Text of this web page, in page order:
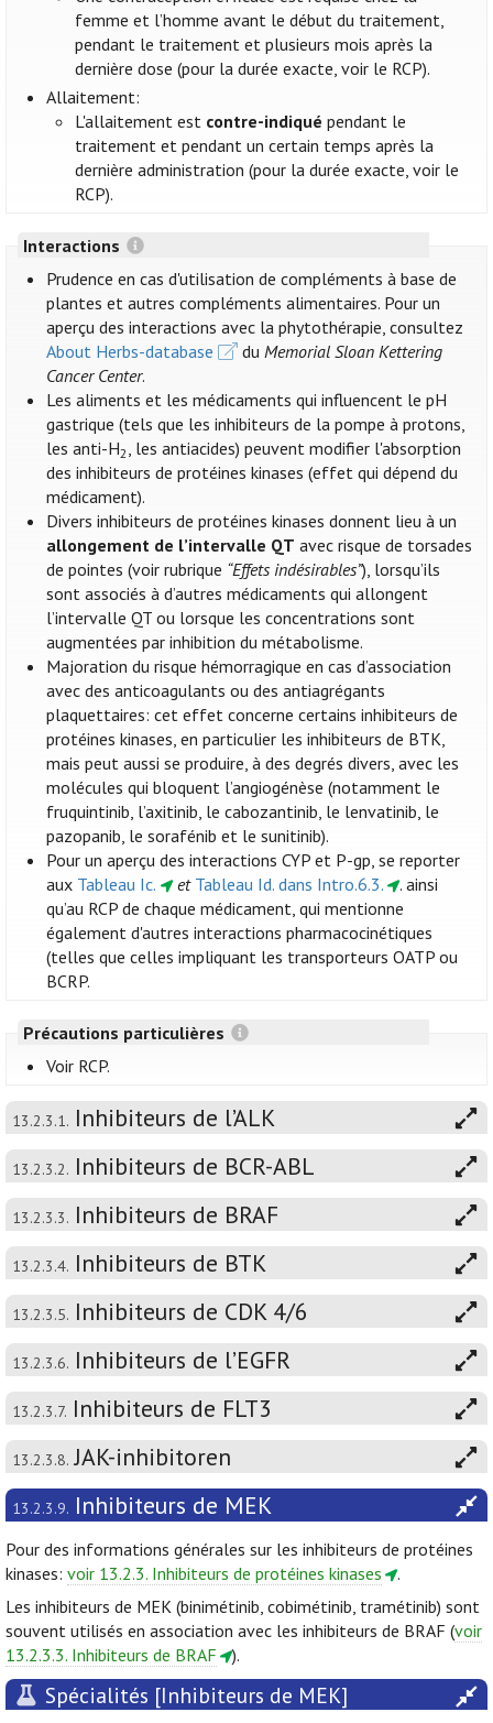
femme et l’homme avant le début du traitement,
pendant le traitement et plusieurs mois après la
dernière dose (pour la durée exacte, voir le RCP).
Allaitement:
L'allaitement est contre-indiqué pendant le
traitement et pendant un certain temps après la
dernière administration (pour la durée exacte, voir le
RCP).
Interactions
Prudence en cas d'utilisation de compléments à base de
plantes et autres compléments alimentaires. Pour un
aperçu des interactions avec la phytothérapie, consultez
About Herbs-database
duMemorial Sloan Kettering
Cancer Center.
Les aliments et les médicaments qui influencent le pH
gastrique (tels que les inhibiteurs de la pompe à protons,
les anti-H2, les antiacides) peuvent modifier l'absorption
des inhibiteurs de protéines kinases (effet qui dépend du
médicament).
Divers inhibiteurs de protéines kinases donnent lieu à un
allongement de l’intervalle QT avec risque de torsades
de pointes (voir rubrique “Effets indésirables”), lorsqu’ils
sont associés à d’autres médicaments qui allongent
l’intervalle QT ou lorsque les concentrations sont
augmentées par inhibition du métabolisme.
Majoration du risque hémorragique en cas d’association
avec des anticoagulants ou des antiagrégants
plaquettaires: cet effet concerne certains inhibiteurs de
protéines kinases, en particulier les inhibiteurs de BTK,
mais peut aussi se produire, à des degrés divers, avec les
molécules qui bloquent l’angiogénèse (notamment le
fruquintinib, l’axitinib, le cabozantinib, le lenvatinib, le
pazopanib, le sorafénib et le sunitinib).
Pour un aperçu des interactions CYP et P-gp, se reporter
aux Tableau Ic. et Tableau Id. dans Intro.6.3.
. ainsi
qu’au RCP de chaque médicament, qui mentionne
également d'autres interactions pharmacocinétiques
(telles que celles impliquant les transporteurs OATP ou
BCRP.
Précautions particulières
Voir RCP.
13.2.3.1. Inhibiteurs de l’ALK
13.2.3.2. Inhibiteurs de BCR-ABL
13.2.3.3. Inhibiteurs de BRAF
13.2.3.4. Inhibiteurs de BTK
13.2.3.5. Inhibiteurs de CDK 4/6
13.2.3.6. Inhibiteurs de l’EGFR
13.2.3.7. Inhibiteurs de FLT3
13.2.3.8. JAK-inhibitoren
13.2.3.9. Inhibiteurs de MEK
Pour des informations générales sur les inhibiteurs de protéines
kinases: voir 13.2.3. Inhibiteurs de protéines kinases
.
Les inhibiteurs de MEK (binimétinib, cobimétinib, tramétinib) sont
souvent utilisés en association avec les inhibiteurs de BRAF (voir
13.2.3.3. Inhibiteurs de BRAF
).
Spécialités [Inhibiteurs de MEK]